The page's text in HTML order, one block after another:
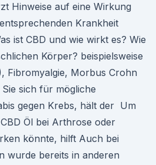
Hinweise auf eine Wirkung
Krankheit
ist CBD und wie wirkt es? Wie
Körper? beispielsweise
Fibromyalgie, Morbus Crohn
sich für mögliche
gegen Krebs, hält der Um
Öl bei Arthrose oder
könnte, hilft Auch bei
wurde bereits in anderen